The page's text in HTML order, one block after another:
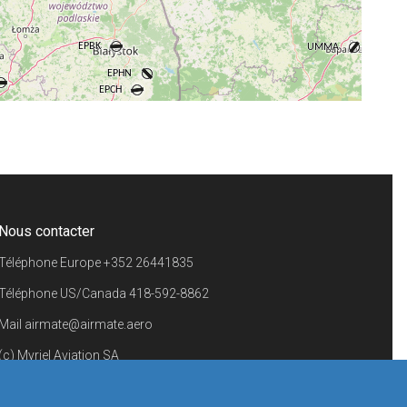
©OpenStreetMapcontributors.
contacter
Europe+352 26441835
US/Canada 418-592-8862
airmate@airmate.aero
Myriel Aviation SA